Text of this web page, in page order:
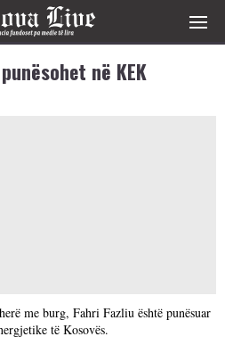
në KEK
me burg, Fahri Fazliu është punësuar
të Kosovës.